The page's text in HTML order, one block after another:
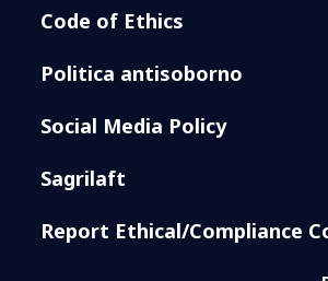
Code of Ethics
Politica antisoborno
Social Media Policy
Sagrilaft
Report Ethical/Compliance